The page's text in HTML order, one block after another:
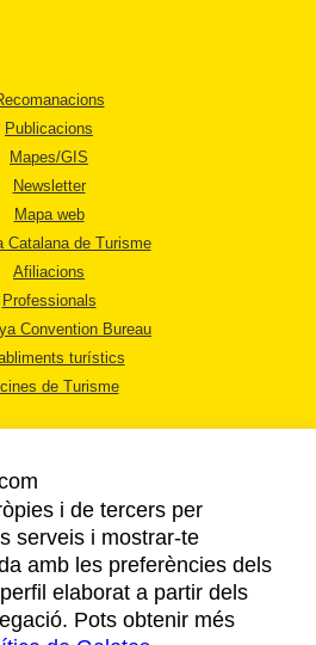
Publicacions
Mapes/GIS
Newsletter
Mapa web
Catalana de Turisme
Afiliacions
Professionals
Convention Bureau
turístics
de Turisme
AVÍS LEGAL
DE PRIVACITAT
COOKIES
i de tercers per
serveis i mostrar-te
amb les preferències dels
elaborat a partir dels
Pots obtenir més